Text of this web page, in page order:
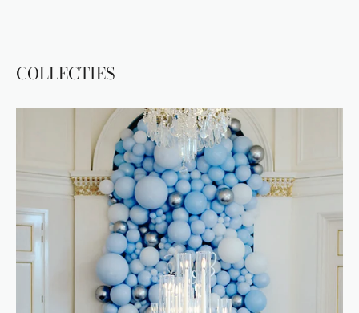
COLLECTIES